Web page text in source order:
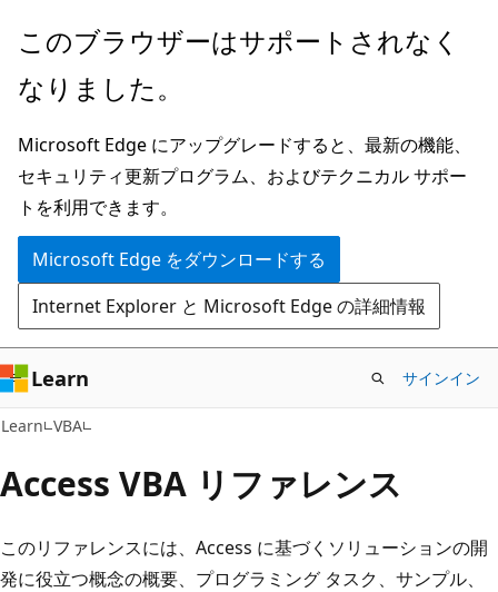
メ
ン
ン
テ
ン
ツ
に
ス
キ
ッ
プ
このブラウザーはサポートされなく
なりました。
Microsoft Edge にアップグレードすると、最新の機能、
セキュリティ更新プログラム、およびテクニカル サポー
トを利用できます。
Microsoft Edge をダウンロードする
Internet Explorer と Microsoft Edge の詳細情報
Learn サインイン
Learn VBA
Access VBA リファレンス
このリファレンスには、Access に基づくソリューションの開
発に役立つ概念の概要、プログラミング タスク、サンプル、